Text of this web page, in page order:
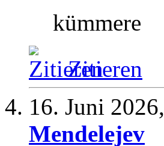
kümmere
Zitieren
16. Juni 2026,
Mendelejev